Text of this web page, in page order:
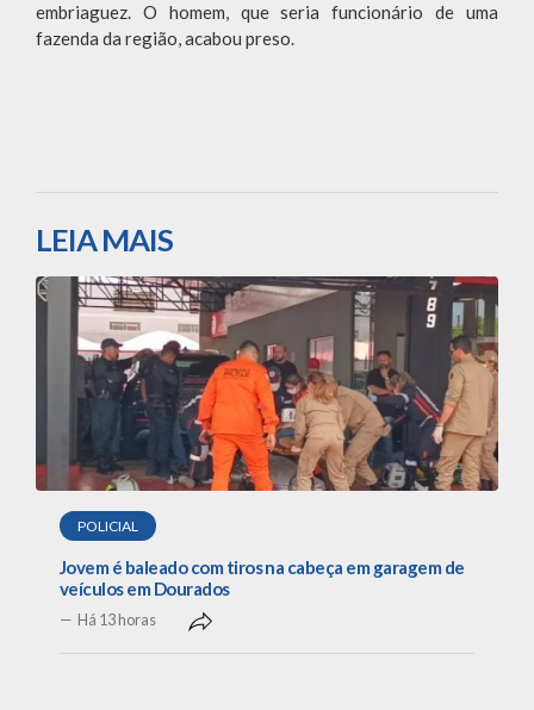
embriaguez. O homem, que seria funcionário de uma
fazenda da região, acabou preso.
LEIA MAIS
POLICIAL
Jovem é baleado com tiros na cabeça em garagem de
veículos em Dourados
Há 13 horas